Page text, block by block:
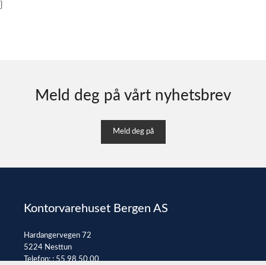
}
Meld deg på vårt nyhetsbrev
Meld deg på
Kontorvarehuset Bergen AS
Hardangervegen 72
5224 Nesttun
Telefon: :55 98 50 00